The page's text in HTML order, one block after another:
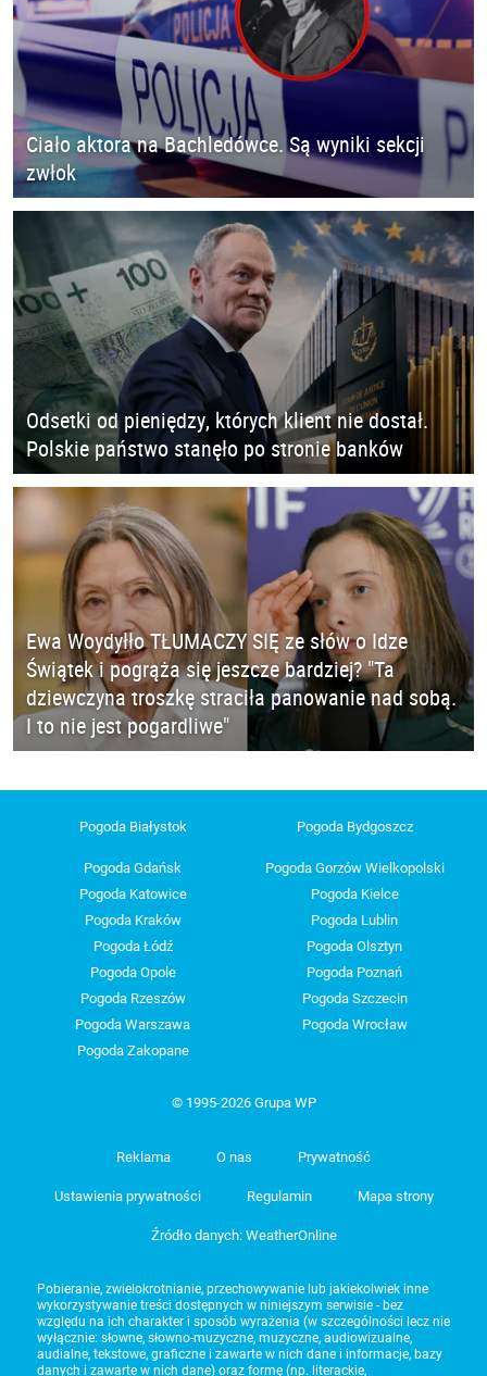
Ciało aktora na Bachledówce. Są wyniki sekcji
zwłok
Odsetki od pieniędzy, których klient nie dostał.
Polskie państwo stanęło po stronie banków
Ewa Woydyłło TŁUMACZY SIĘ ze słów o Idze
Świątek i pogrąża się jeszcze bardziej? "Ta
dziewczyna troszkę straciła panowanie nad sobą.
I to nie jest pogardliwe"
Pogoda Białystok Pogoda Bydgoszcz
Pogoda Gdańsk
Pogoda Gorzów Wielkopolski
Pogoda Katowice
Pogoda Kielce
Pogoda Kraków
Pogoda Lublin
Pogoda Łódź
Pogoda Olsztyn
Pogoda Opole
Pogoda Poznań
Pogoda Rzeszów
Pogoda Szczecin
Pogoda Warszawa
Pogoda Wrocław
Pogoda Zakopane
© 1995-2026 Grupa WP
Reklama O nas Prywatność
Ustawienia prywatności Regulamin Mapa strony
Źródło danych: WeatherOnline
Pobieranie, zwielokrotnianie, przechowywanie lub jakiekolwiek inne
wykorzystywanie treści dostępnych w niniejszym serwisie - bez
względu na ich charakter i sposób wyrażenia (w szczególności lecz nie
wyłącznie: słowne, słowno-muzyczne, muzyczne, audiowizualne,
audialne, tekstowe, graficzne i zawarte w nich dane i informacje, bazy
danych i zawarte w nich dane) oraz formę (np. literackie,